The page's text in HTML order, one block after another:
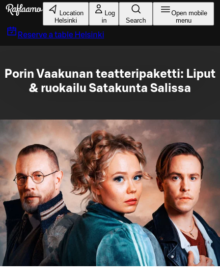
Skip to main content
Location
Helsinki
Log
in
Search
Open mobile
menu
Reserve a table Helsinki
Porin Vaakunan teatteripaketti: Liput
& ruokailu Satakunta Salissa